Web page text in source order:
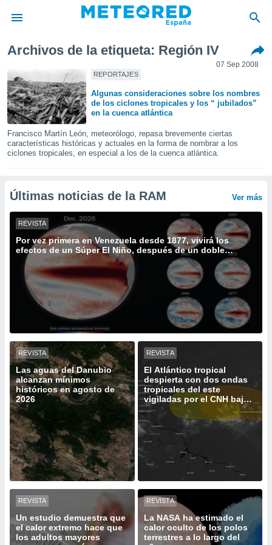
de
por
para
la
que se
calidad.
a este
y
forma
digital
basada
permite
contenido
coste.
botón
a la
la
todas
ya sean
nuestros
nos
y análisis
en
así como
perfil
y
ACEPTAR
CONTINUAR
CONFIGURACIÓN
Archivos de la etiqueta: Región IV
REPORTAJES
07 Sep 2008
Algunas consideraciones sobre los nombres
de los ciclones tropicales y los “ jubilados”
en la cuenca atlántica
Francisco Martín León, meteorólogo, repasa brevemente ciertas
características históricas y actuales en la forma de nombrar a los
ciclones tropicales, en especial a los de la cuenca atlántica.
Últimas noticias de la RAM Ver más
REVISTA
Por vez primera en Venezuela desde 1877, vivirá los
efectos de un Súper El Niño, después de un doble
terremoto mortífero
REVISTA
Las aguas del Danubio
alcanzan mínimos
históricos en agosto de
2026
REVISTA
El Atlántico tropical
despierta con dos ondas
tropicales del este
vigiladas por el CNH bajo
un intenso El Niño
REVISTA
Un estudio demuestra que
el calor extremo hace que
los adultos mayores
REVISTA
La NASA ha estimado el
calor oculto de los polos
terrestres a lo largo del